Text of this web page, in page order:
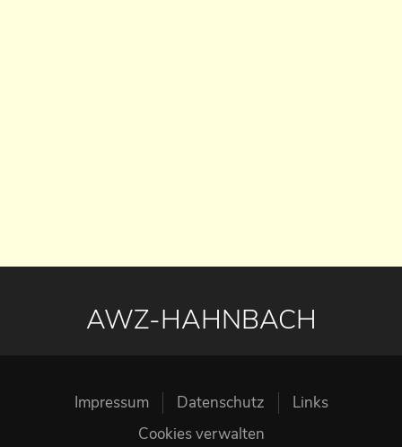
AWZ-HAHNBACH
Impressum Datenschutz
Links
Cookies verwalten